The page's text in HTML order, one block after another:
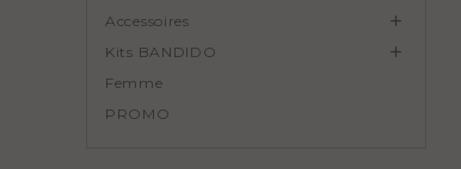
Accessoires

Kits BANDIDO

Femme
PROMO